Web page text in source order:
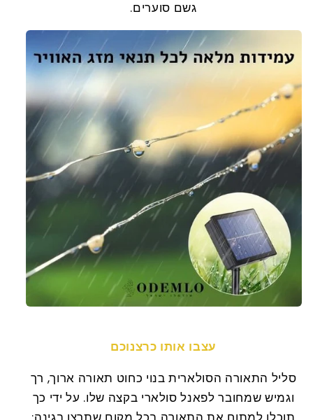
גשם סוערים.
עצבו אותו כרצנוכם
סליל התאורה הסולארית בנוי כחוט תאורה ארוך, רך
וגמיש שמחובר לפאנל סולארי בקצה שלו. על ידי כך